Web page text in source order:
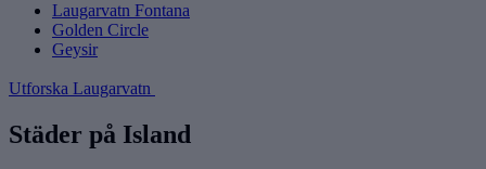
Laugarvatn Fontana
Golden Circle
Geysir
Utforska Laugarvatn
Städer på Island